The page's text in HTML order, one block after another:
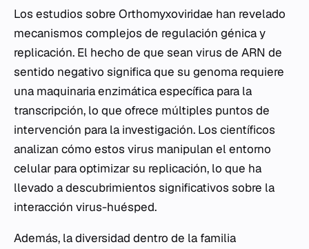
Los estudios sobre Orthomyxoviridae han revelado
mecanismos complejos de regulación génica y
replicación. El hecho de que sean virus de ARN de
sentido negativo significa que su genoma requiere
una maquinaria enzimática específica para la
transcripción, lo que ofrece múltiples puntos de
intervención para la investigación. Los científicos
analizan cómo estos virus manipulan el entorno
celular para optimizar su replicación, lo que ha
llevado a descubrimientos significativos sobre la
interacción virus-huésped.
Además, la diversidad dentro de la familia